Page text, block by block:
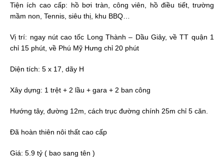
Tiện ích cao cấp: hồ bơi tràn, công viên, hồ điều tiết, trường
mầm non, Tennis, siêu thị, khu BBQ…
Vị trí: ngay nút cao tốc Long Thành – Dầu Giây, về TT quận 1
chỉ 15 phút, về Phú Mỹ Hưng chỉ 20 phút
Diện tích: 5 x 17, dãy H
Xây dựng: 1 trệt + 2 lầu + gara + 2 ban công
Hướng tây, đường 12m, cách trục đường chính 25m chỉ 5 căn.
Đã hoàn thiên nôi thất cao cấp
Giá: 5.9 tỷ ( bao sang tên )